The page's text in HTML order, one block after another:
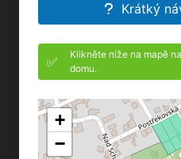
Krátký
✅
Klikněte níže na mapě
domu.
+
−